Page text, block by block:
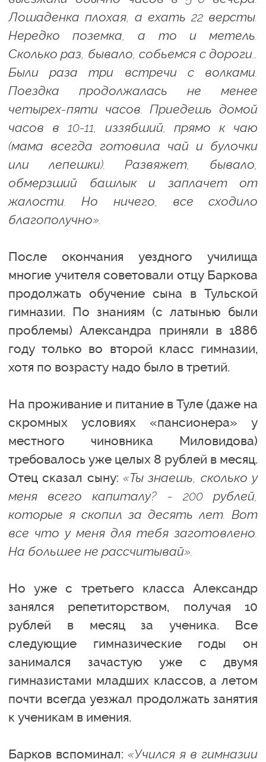
Лошаденка плохая, а ехать 22 версты.
Нередко поземка, а то и метель.
Сколько раз, бывало, собьемся с дороги…
Были раза три встречи с волками.
Поездка продолжалась не менее
четырех-пяти часов. Приедешь домой
часов в 10-11, иззябший, прямо к чаю
(мама всегда готовила чай и булочки
или лепешки). Развяжет, бывало,
обмерзший башлык и заплачет от
жалости. Но ничего, все сходило
благополучно».
После окончания уездного училища
многие учителя советовали отцу Баркова
продолжать обучение сына в Тульской
гимназии. По знаниям (с латынью были
проблемы) Александра приняли в 1886
году только во второй класс гимназии,
хотя по возрасту надо было в третий.
На проживание и питание в Туле (даже на
скромных условиях «пансионера» у
местного чиновника Миловидова)
требовалось уже целых 8 рублей в месяц.
Отец сказал сыну: «Ты знаешь, сколько у
меня всего капиталу? - 200 рублей,
которые я скопил за десять лет. Вот
все что у меня для тебя заготовлено.
На большее не рассчитывай».
Но уже с третьего класса Александр
занялся репетиторством, получая 10
рублей в месяц за ученика. Все
следующие гимназические годы он
занимался зачастую уже с двумя
гимназистами младших классов, а летом
почти всегда уезжал продолжать занятия
к ученикам в имения.
Барков вспоминал: «Учился я в гимназии